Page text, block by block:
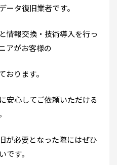
ータ復旧業者です。
情報交換・技術導入を行っ
アがお客様の
おります。
安心してご依頼いただける
が必要となった際にはぜひ
です。